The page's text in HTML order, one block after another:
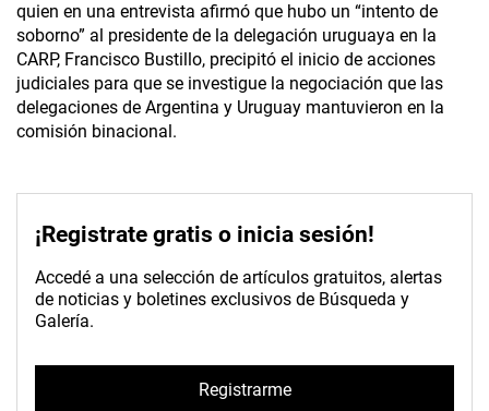
quien en una entrevista afirmó que hubo un “intento de
soborno” al presidente de la delegación uruguaya en la
CARP, Francisco Bustillo, precipitó el inicio de acciones
judiciales para que se investigue la negociación que las
delegaciones de Argentina y Uruguay mantuvieron en la
comisión binacional.
¡Registrate gratis o inicia sesión!
Accedé a una selección de artículos gratuitos, alertas
de noticias y boletines exclusivos de Búsqueda y
Galería.
Registrarme